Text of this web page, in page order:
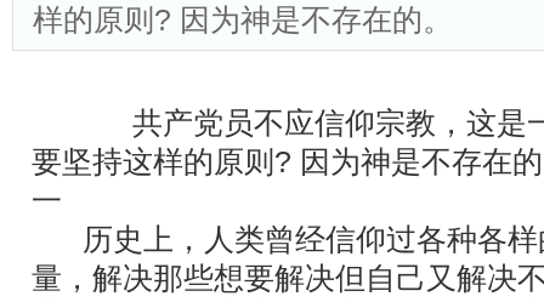
样的原则? 因为神是不存在的。
共产党员不应信仰宗教，这是
要坚持这样的原则? 因为神是不存在
一
历史上，人类曾经信仰过各种各样
量，解决那些想要解决但自己又解决